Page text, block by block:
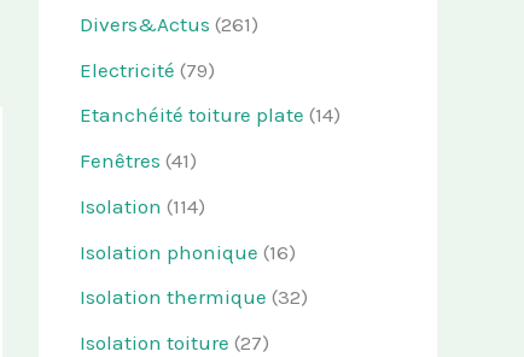
Divers&Actus (261)
Electricité (79)
Etanchéité toiture plate (14)
Fenêtres (41)
Isolation (114)
Isolation phonique (16)
Isolation thermique (32)
Isolation toiture (27)